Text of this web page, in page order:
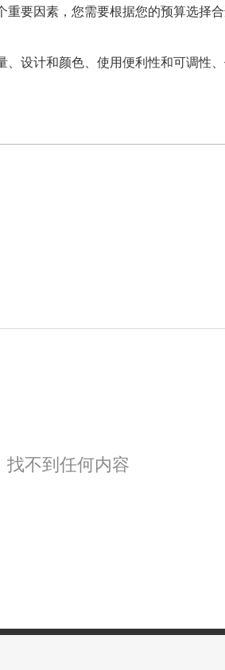
要因素，您需要根据您的预算选择
设计和颜色、使用便利性和可调性
找不到任何内容